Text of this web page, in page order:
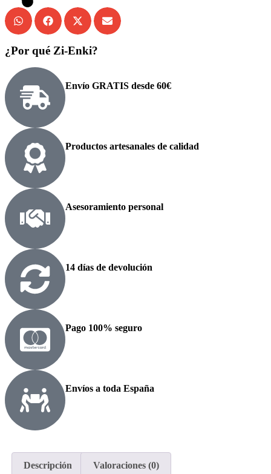
¿Por qué Zi-Enki?
Envío GRATIS desde 60€
Productos artesanales de calidad
Asesoramiento personal
14 días de devolución
Pago 100% seguro
Envíos a toda España
Descripción Valoraciones (0)